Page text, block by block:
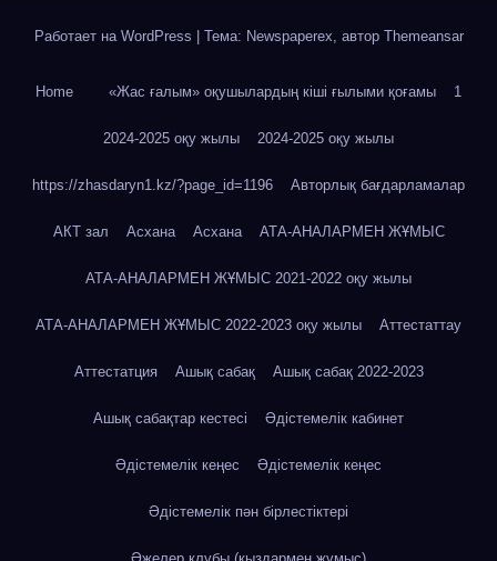
Работает на WordPress | Тема: Newspaperex, автор Themeansar
Home «Жас ғалым» оқушылардың кіші ғылыми қоғамы 1
2024-2025 оқу жылы 2024-2025 оқу жылы
https://zhasdaryn1.kz/?page_id=1196 Авторлық бағдарламалар
АКТ зал Асхана Асхана АТА-АНАЛАРМЕН ЖҰМЫС
АТА-АНАЛАРМЕН ЖҰМЫС 2021-2022 оқу жылы
АТА-АНАЛАРМЕН ЖҰМЫС 2022-2023 оқу жылы Аттестаттау
Аттестатция Ашық сабақ Ашық сабақ 2022-2023
Ашық сабақтар кестесі Әдістемелік кабинет
Әдістемелік кеңес Әдістемелік кеңес
Әдістемелік пән бірлестіктері